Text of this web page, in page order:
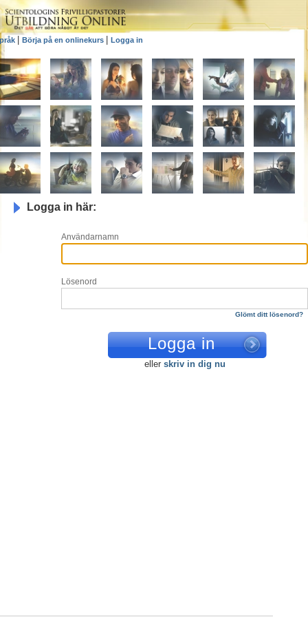
Börja på en onlinekurs Logga in
Logga in här:
Användarnamn
Lösenord
Glömt ditt lösenord?
eller skriv in dig nu